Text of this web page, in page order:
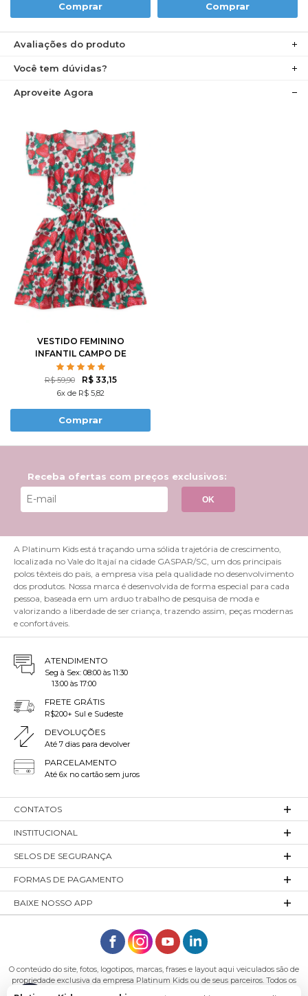
Comprar Comprar
Avaliações do produto
Você tem dúvidas?
Aproveite Agora
VESTIDO FEMININO
INFANTIL CAMPO DE
MORANGOS
R$ 59,90 R$ 33,15
6x de R$ 5,82
Comprar
Receba ofertas com preços exclusivos:
OK
A Platinum Kids está traçando uma sólida trajetória de crescimento,
localizada no Vale do Itajaí na cidade GASPAR/SC, um dos principais
polos têxteis do país, a empresa visa pela qualidade no desenvolvimento
dos produtos. Nossa marca é desenvolvida de forma especial para cada
pessoa, baseada em um arduo trabalho de pesquisa de moda e
valorizando a liberdade de ser criança, trazendo assim, peças modernas
e confortáveis.
ATENDIMENTO
Seg à Sex: 08:00 às 11:30
13:00 às 17:00
FRETE GRÁTIS
R$200+ Sul e Sudeste
DEVOLUÇÕES
Até 7 dias para devolver
PARCELAMENTO
Até 6x no cartão sem juros
CONTATOS
INSTITUCIONAL
SELOS DE SEGURANÇA
FORMAS DE PAGAMENTO
BAIXE NOSSO APP
O conteúdo do site, fotos, logotipos, marcas, frases e layout aqui veiculados são de
propriedade exclusiva da empresa Platinum Kids ou de seus parceiros. Todos os
direitos reservados. Platinum Kids - Platinum Indústria de Confecções LTDA -